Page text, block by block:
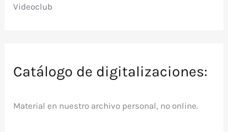
Videoclub
Catálogo de digitalizaciones:
Material en nuestro archivo personal, no online.